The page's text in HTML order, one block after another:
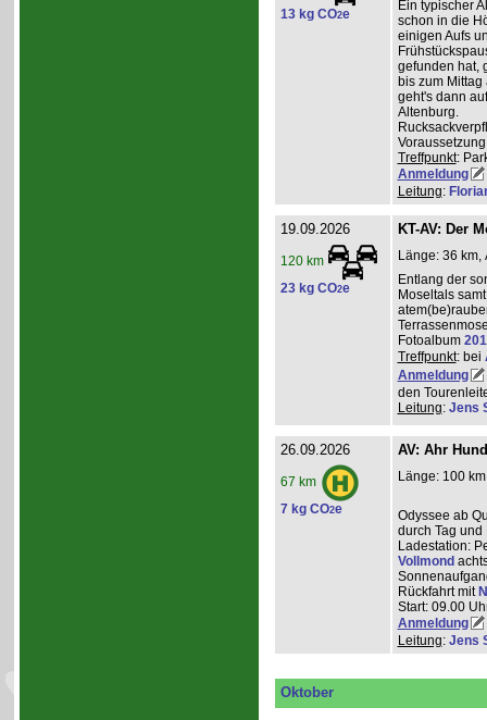
13 kg CO2e
Ein typischer
schon in die
einigen Aufs
gefunden hat,
bis zum
geht's dann
Altenburg.
Treffpunkt:
Anmeldung
Leitung:
19.09.2026
120 km
23 kg CO2e
KT-AV: Der
Länge: 36 km,
Entlang der
Moseltals
Fotoalbum
Treffpunkt: bei
Anmeldung
den
Leitung: Jens
26.09.2026
67 km
7 kg CO2e
AV: Ahr
Länge: 100
Odyssee ab
durch Tag
Ladestation:
Vollmond
Rückfahrt mit
Start: 09.00
Anmeldung
Leitung: Jens
Oktober